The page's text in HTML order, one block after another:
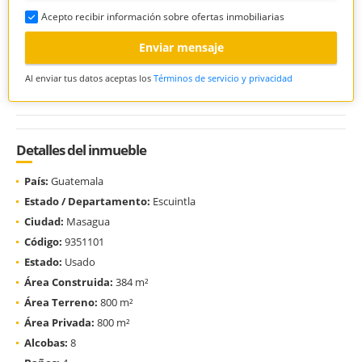
Acepto recibir información sobre ofertas inmobiliarias
Enviar mensaje
Al enviar tus datos aceptas los Términos de servicio y privacidad
Detalles del inmueble
País: Guatemala
Estado / Departamento: Escuintla
Ciudad: Masagua
Código: 9351101
Estado: Usado
Área Construida: 384 m²
Área Terreno: 800 m²
Área Privada: 800 m²
Alcobas: 8